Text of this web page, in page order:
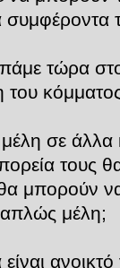
τώρα
σε άλλα
τους
μπορούν
απλώς μέλη;